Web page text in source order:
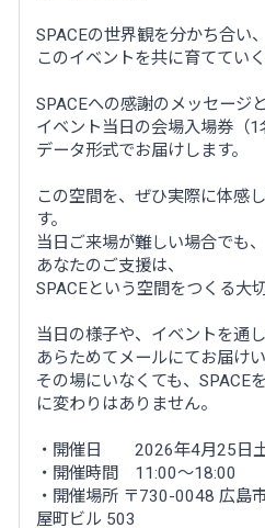
SPACEの世界観を分かち合い、
このイベントを共に育てていく
SPACEへの感謝のメッセージ
イベント当日の会場入場券（1
データ形式でお届けします。
この空間を、ぜひ実際に体感
す。
当日ご来場が難しい場合でも、
あなたのご支援は、
SPACEという空間をつくる大
当日の様子や、イベントを通
あらためてメールにてお届けい
その場にいなくても、SPACE
に変わりはありません。
・開催日 2026年4月25日
・開催時間 11:00〜18:00
・開催場所 〒730-0048 広島
屋町ビル 503